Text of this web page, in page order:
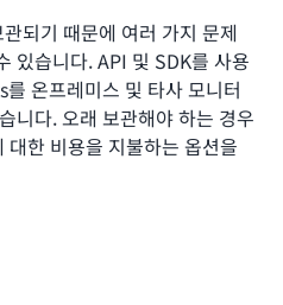
되기 때문에 여러 가지 문제
있습니다. API 및 SDK를 사용
온프레미스 및 타사 모니터
니다. 오래 보관해야 하는 경우
한 비용을 지불하는 옵션을